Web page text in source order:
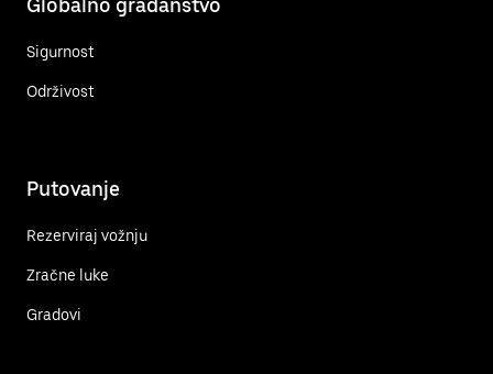
Globalno građanstvo
Sigurnost
Održivost
Putovanje
Rezerviraj vožnju
Zračne luke
Gradovi